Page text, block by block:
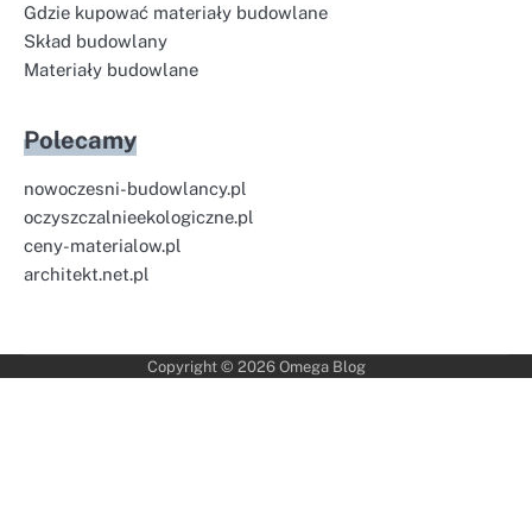
Gdzie kupować materiały budowlane
Skład budowlany
Materiały budowlane
Polecamy
nowoczesni-budowlancy.pl
oczyszczalnieekologiczne.pl
ceny-materialow.pl
architekt.net.pl
Copyright © 2026 Omega Blog